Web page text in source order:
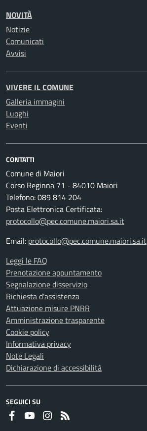
NOVITÀ
Notizie
Comunicati
Avvisi
VIVERE IL COMUNE
Galleria immagini
Luoghi
Eventi
CONTATTI
Comune di Maiori
Corso Reginna 71 - 84010 Maiori
Telefono: 089 814 204
Posta Elettronica Certificata:
protocollo@pec.comune.maiori.sa.it
Email: protocollo@pec.comune.maiori.sa.it
Leggi le FAQ
Prenotazione appuntamento
Segnalazione disservizio
Richiesta d'assistenza
Attuazione misure PNRR
Amministrazione trasparente
Cookie policy
Informativa privacy
Note Legali
Dichiarazione di accessibilità
SEGUICI SU
FaceboookYoutubeInstagram